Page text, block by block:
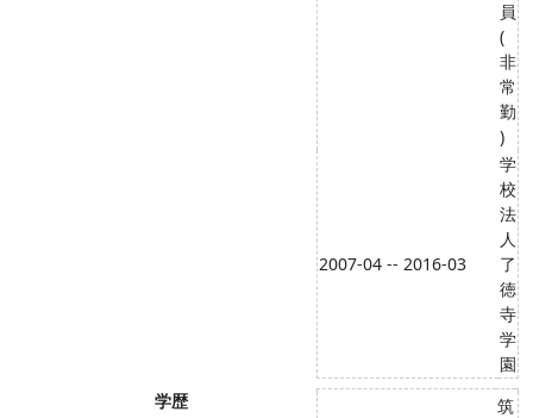
員
(
非
常
勤
)
2007-04 -- 2016-03
学
校
法
人
了
徳
寺
学
園
学歴
筑